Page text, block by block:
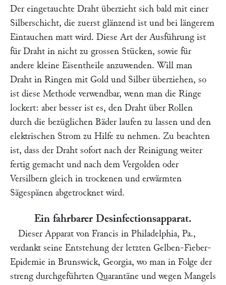
Der eingetauchte Draht überzieht sich bald mit einer
Silberschicht, die zuerst glänzend ist und bei längerem
Eintauchen matt wird. Diese Art der Ausführung ist
für Draht in nicht zu grossen Stücken, sowie für
andere kleine Eisentheile anzuwenden. Will man
Draht in Ringen mit Gold und Silber überziehen, so
ist diese Methode verwendbar, wenn man die Ringe
lockert: aber besser ist es, den Draht über Rollen
durch die bezüglichen Bäder laufen zu lassen und den
elektrischen Strom zu Hilfe zu nehmen. Zu beachten
ist, dass der Draht sofort nach der Reinigung weiter
fertig gemacht und nach dem Vergolden oder
Versilbern gleich in trockenen und erwärmten
Sägespänen abgetrocknet wird.
Ein fahrbarer Desinfectionsapparat.
Dieser Apparat von Francis in Philadelphia, Pa.,
verdankt seine Entstehung der letzten Gelben-Fieber-
Epidemie in Brunswick, Georgia, wo man in Folge der
streng durchgeführten Quarantäne und wegen Mangels